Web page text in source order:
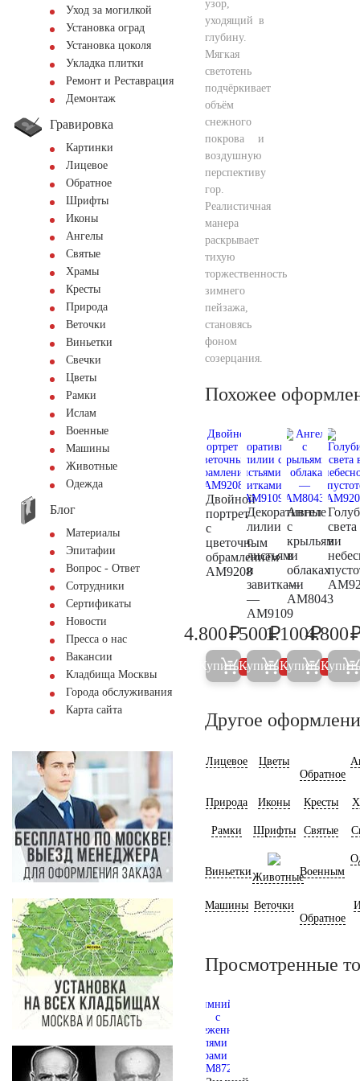
Уход за могилкой
Установка оград
Установка цоколя
Укладка плитки
Ремонт и Реставрация
Демонтаж
Гравировка
Картинки
Лицевое
Обратное
Шрифты
Иконы
Ангелы
Святые
Храмы
Кресты
Природа
Веточки
Виньетки
Свечки
Цветы
Рамки
Ислам
Военные
Машины
Животные
Одежда
Блог
Материалы
Эпитафии
Вопрос - Ответ
Сотрудники
Сертификаты
Новости
Пресса о нас
Вакансии
Кладбища Москвы
Города обслуживания
Карта сайта
узор,
уходящий в
глубину.
Мягкая
светотень
подчёркивает
объём
снежного
покрова и
воздушную
перспективу
гор.
Реалистичная
манера
раскрывает
тихую
торжественность
зимнего
пейзажа,
становясь
фоном
созерцания.
Похожее
Двойной
портрет
с
цветочным
обрамлением
AM9208
5.000
4.800₽
Купить 5%
Декоративные
лилии
с
листьями
и
завитками
—
AM9109
500
500₽
Купить 5%
Ангел
с
крыльями
в
облаках
—
AM8043
1.200
1.100₽
Купить 5%
света
в
4.800
Купить
Другое
Лицевое
Цветы
Обратное
Природа Иконы Кресты
Рамки Шрифты Святые
ВиньеткиЖивотныеВоенным
Машины Веточки
Обратное
Просмотренные